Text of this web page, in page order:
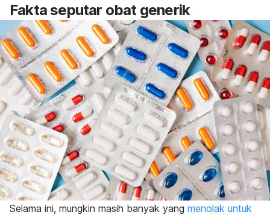
Fakta seputar obat generik
Selama ini, mungkin masih banyak yang menolak untuk